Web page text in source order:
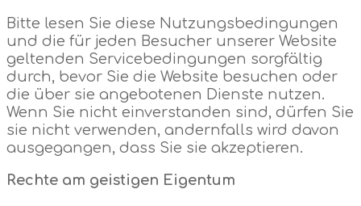
Bitte lesen Sie diese Nutzungsbedingungen
und die für jeden Besucher unserer Website
geltenden Servicebedingungen sorgfältig
durch, bevor Sie die Website besuchen oder
die über sie angebotenen Dienste nutzen.
Wenn Sie nicht einverstanden sind, dürfen Sie
sie nicht verwenden, andernfalls wird davon
ausgegangen, dass Sie sie akzeptieren.
Rechte am geistigen Eigentum